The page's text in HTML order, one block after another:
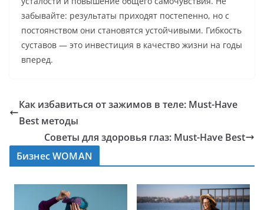
забывайте: результаты приходят постепенно, но с
постоянством они становятся устойчивыми. Гибкость
суставов — это инвестиция в качество жизни на годы
вперед.
Как избавиться от зажимов в теле: Must-Have
Best методы
Советы для здоровья глаз: Must-Have Best
Бизнес WOMAN